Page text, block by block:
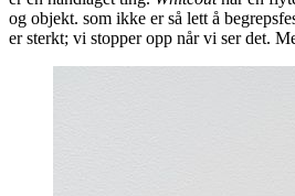
og objekt. som ikke er så lett å
er sterkt; vi stopper opp når vi ser det.